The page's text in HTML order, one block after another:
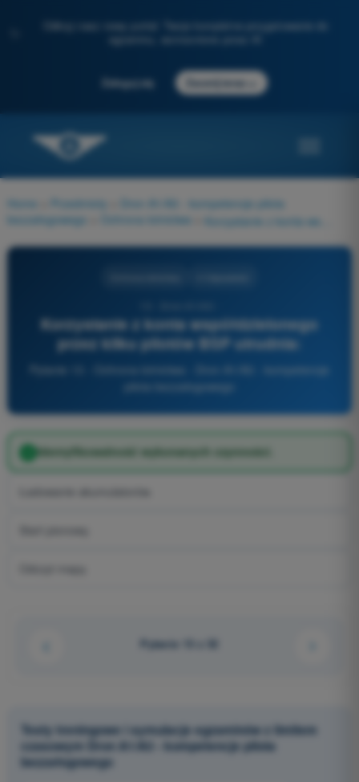
Odkryj nasz nowy portal: Twoje kompletne przygotowanie do
Zaloguj się Zacznij teraz
Home Przedmioty
Dron A1/A3 - kompetencje pilota
bezzałogowego
Ochrona lotnictwa
Korzystanie z konta współdzielonego
przez kilku pilotów BSP utrudnia:
Identyfikowalność wykonanych czynności.
Pytanie 13 z 32
Testy treningowe i symulacje egzaminów z limitem
czasowym Dron A1/A3 - kompetencje pilota
bezzałogowego